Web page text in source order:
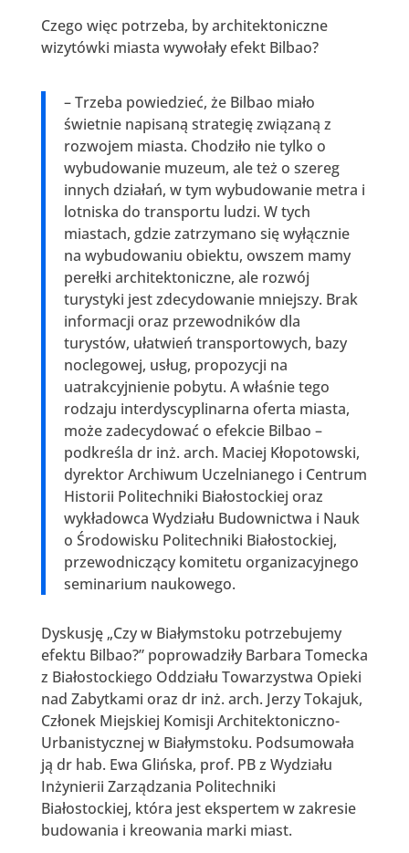
Czego więc potrzeba, by architektoniczne
wizytówki miasta wywołały efekt Bilbao?
– Trzeba powiedzieć, że Bilbao miało
świetnie napisaną strategię związaną z
rozwojem miasta. Chodziło nie tylko o
wybudowanie muzeum, ale też o szereg
innych działań, w tym wybudowanie metra i
lotniska do transportu ludzi. W tych
miastach, gdzie zatrzymano się wyłącznie
na wybudowaniu obiektu, owszem mamy
perełki architektoniczne, ale rozwój
turystyki jest zdecydowanie mniejszy. Brak
informacji oraz przewodników dla
turystów, ułatwień transportowych, bazy
noclegowej, usług, propozycji na
uatrakcyjnienie pobytu. A właśnie tego
rodzaju interdyscyplinarna oferta miasta,
może zadecydować o efekcie Bilbao –
podkreśla dr inż. arch. Maciej Kłopotowski,
dyrektor Archiwum Uczelnianego i Centrum
Historii Politechniki Białostockiej oraz
wykładowca Wydziału Budownictwa i Nauk
o Środowisku Politechniki Białostockiej,
przewodniczący komitetu organizacyjnego
seminarium naukowego.
Dyskusję „Czy w Białymstoku potrzebujemy
efektu Bilbao?” poprowadziły Barbara Tomecka
z Białostockiego Oddziału Towarzystwa Opieki
nad Zabytkami oraz dr inż. arch. Jerzy Tokajuk,
Członek Miejskiej Komisji Architektoniczno-
Urbanistycznej w Białymstoku. Podsumowała
ją dr hab. Ewa Glińska, prof. PB z Wydziału
Inżynierii Zarządzania Politechniki
Białostockiej, która jest ekspertem w zakresie
budowania i kreowania marki miast.